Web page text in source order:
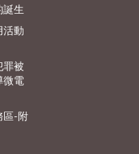
誕生
活動
罪被
微電
區-附